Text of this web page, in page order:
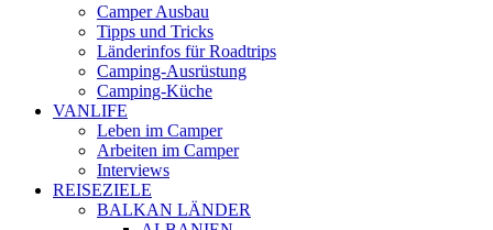
Camper Ausbau
Tipps und Tricks
Länderinfos für Roadtrips
Camping-Ausrüstung
Camping-Küche
VANLIFE
Leben im Camper
Arbeiten im Camper
Interviews
REISEZIELE
BALKAN LÄNDER